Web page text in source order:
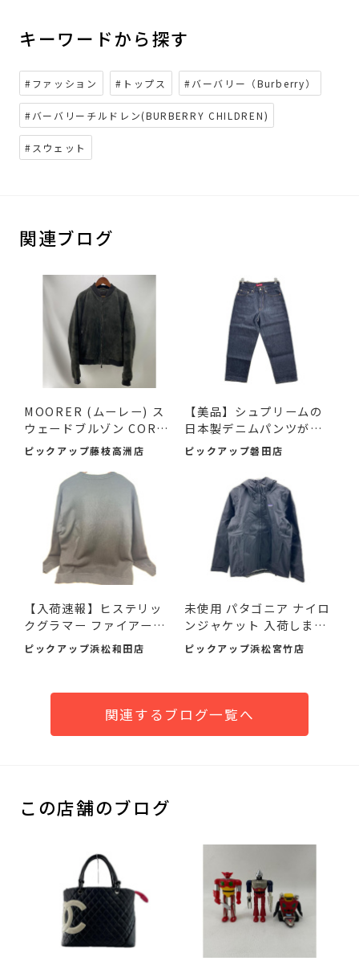
キーワードから探す
#ファッション #トップス #バーバリー（Burberry）
#バーバリーチルドレン(BURBERRY CHILDREN)
#スウェット
関連ブログ
MOORER (ムーレー) ス
ウェードブルゾン COREL
I-UR ...
ピックアップ藤枝高洲店
【美品】シュプリームの
日本製デニムパンツが入
荷...
ピックアップ磐田店
【入荷速報】ヒステリッ
クグラマー ファイアーベ
ア...
ピックアップ浜松和田店
未使用 パタゴニア ナイロ
ンジャケット 入荷しまし
た♪
ピックアップ浜松宮竹店
関連するブログ一覧へ
この店舗のブログ